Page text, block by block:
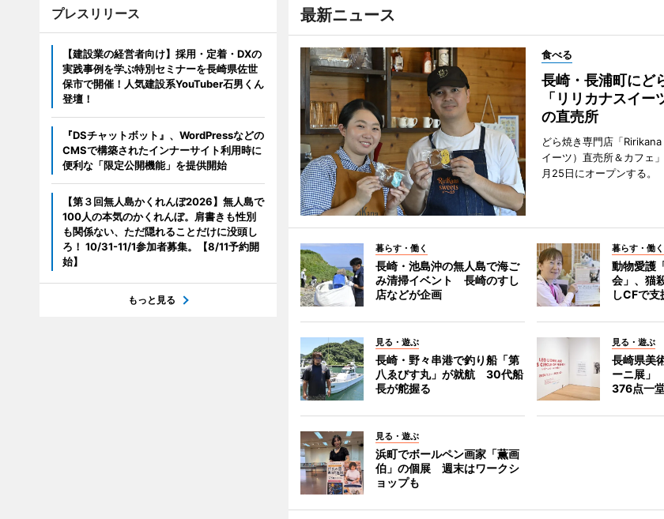
最新ニュース
食べる
長崎・長浦町にど
「リリカナスイー
の直売所
どら焼き専門店「
イーツ）直売所＆カフェ
月25日にオープンする。
暮らす・働く
長崎・池島沖の無人島で海ご
み清掃イベント 長崎のすし
店などが企画
暮らす・働く
動物愛護
会」、猫
しCFで
見る・遊ぶ
長崎・野々串港で釣り船「第
八ゑびす丸」が就航 30代船
長が舵握る
見る・遊ぶ
長崎県美
ーニ展」
376点一
見る・遊ぶ
浜町でボールペン画家「薫画
伯」の個展 週末はワークシ
ョップも
プレスリリース
【建設業の経営者向け】採用・定着・DXの
実践事例を学ぶ特別セミナーを長崎県佐世
保市で開催！人気建設系YouTuber石男くん
登壇！
『DSチャットボット』、WordPressなどの
CMSで構築されたインナーサイト利用時に
便利な「限定公開機能」を提供開始
【第３回無人島かくれんぼ2026】無人島で
100人の本気のかくれんぼ。肩書きも性別
も関係ない、ただ隠れることだけに没頭し
ろ！ 10/31-11/1参加者募集。【8/11予約開
始】
もっと見る